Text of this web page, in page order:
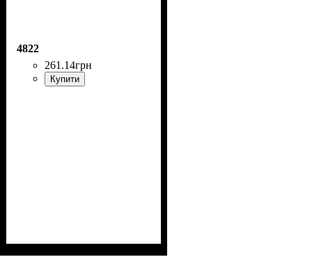
4822
261 .14грн
Купити